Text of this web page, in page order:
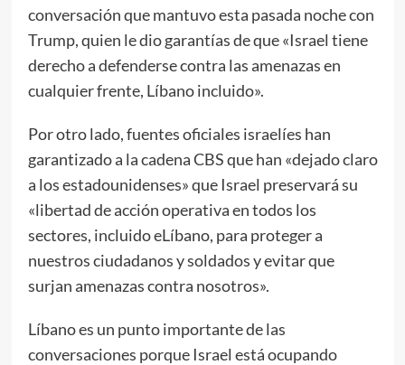
conversación que mantuvo esta pasada noche con
Trump, quien le dio garantías de que «Israel tiene
derecho a defenderse contra las amenazas en
cualquier frente, Líbano incluido».
Por otro lado, fuentes oficiales israelíes han
garantizado a la cadena CBS que han «dejado claro
a los estadounidenses» que Israel preservará su
«libertad de acción operativa en todos los
sectores, incluido eLíbano, para proteger a
nuestros ciudadanos y soldados y evitar que
surjan amenazas contra nosotros».
Líbano es un punto importante de las
conversaciones porque Israel está ocupando